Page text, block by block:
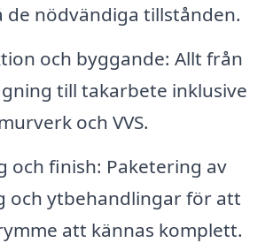
de nödvändiga tillstånden.
och byggande: Allt från
till takarbete inklusive
och VVS.
och finish: Paketering av
och ytbehandlingar för att
att kännas komplett.